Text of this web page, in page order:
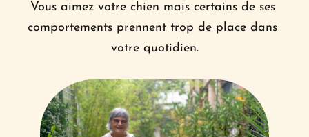
Vous aimez votre chien mais certains de ses
comportements prennent trop de place dans
votre quotidien.